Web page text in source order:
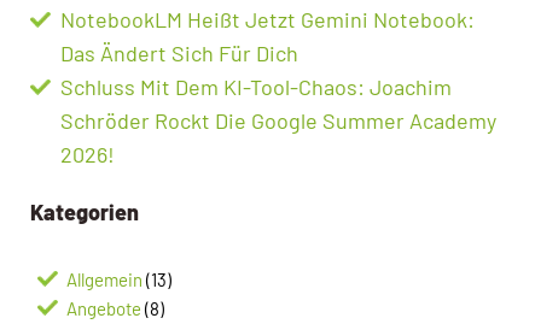
NotebookLM Heißt Jetzt Gemini Notebook:
Das Ändert Sich Für Dich
Schluss Mit Dem KI-Tool-Chaos: Joachim
Schröder Rockt Die Google Summer Academy
2026!
Kategorien
Allgemein (13)
Angebote (8)